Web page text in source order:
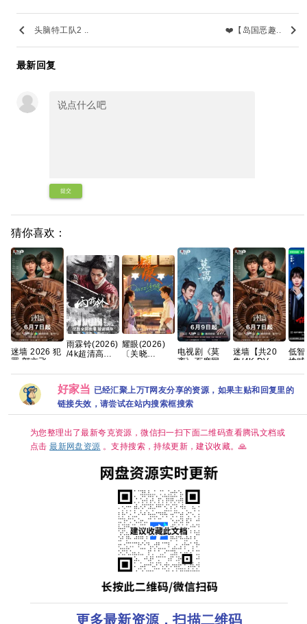
keyboard_arrow_left 头脑特工队2 .. ❤️【岛国恶趣.. keyboard_arrow_right
最新回复
提交
猜你喜欢：
迷墙 2026 犯
罪 郭京飞 任
雨霖铃(2026)
/4k超清高码
幕/夸克/百度
网盘【单集1
～8GB】
耀眼(2026)
〔关晓
超清画质|简
百度网盘资源
【单集0.8～
电视剧《莫
离》百度网盘
迷墙【共20
集/4K DV
飞、任素汐｜
低
擒贼
】【
好家当 已经汇聚上万T网友分享的资源，如果主贴和回复里的
链接失效，请尝试在站内搜索框搜索
为您整理出了最新夸克资源，微信扫一扫下面二维码查看腾讯文档或
点击最新网盘资源 。支持搜索，持续更新，建议收藏。🙏
更多最新资源，扫描二维码